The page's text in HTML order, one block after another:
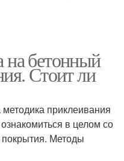
на бетонный
Стоит ли
приклеивания
в целом со
Методы